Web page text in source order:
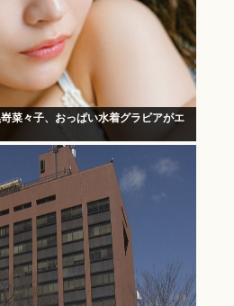
菜々子、おっぱい水着グラビアがエ